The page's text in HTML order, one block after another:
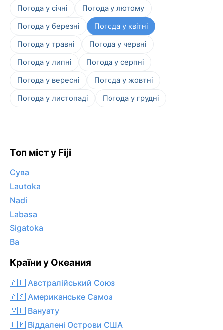
Погода у січні
Погода у лютому
Погода у березні
Погода у квітні
Погода у травні
Погода у червні
Погода у липні
Погода у серпні
Погода у вересні
Погода у жовтні
Погода у листопаді
Погода у грудні
Топ міст у Fiji
Сува
Lautoka
Nadi
Labasa
Sigatoka
Ba
Країни у Океания
🇦🇺 Австралійський Союз
🇦🇸 Американське Самоа
🇻🇺 Вануату
🇺🇲 Віддалені Острови США